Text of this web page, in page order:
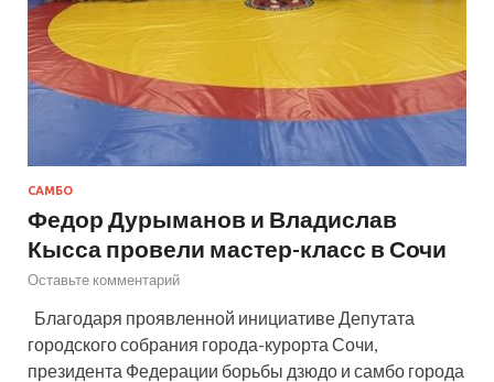
САМБО
Федор Дурыманов и Владислав
Кысса провели мастер-класс в Сочи
Оставьте комментарий
Благодаря проявленной инициативе Депутата
городского собрания города-курорта Сочи,
президента Федерации борьбы дзюдо и самбо города